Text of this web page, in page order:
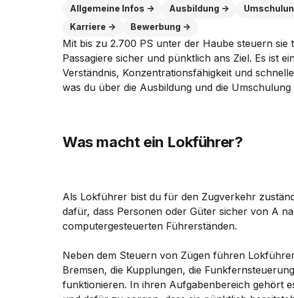
Allgemeine Infos Ausbildung
Karriere
Bewerbung
Mit bis zu 2.700 PS unter der Haube steuern
Passagiere sicher und pünktlich ans Ziel. Es ist
Verständnis, Konzentrationsfähigkeit und
was du über die Ausbildung und die
Was macht ein Lokführer?
Als Lokführer bist du für den Zugverkehr
dafür, dass Personen oder Güter sicher von A
computergesteuerten Führerständen.
Neben dem Steuern von Zügen führen
Bremsen, die Kupplungen, die
funktionieren. In ihren Aufgabenbereich gehört